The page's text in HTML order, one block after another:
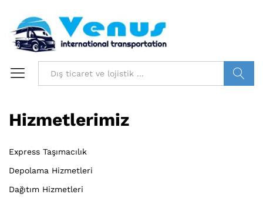
Hizmetlerimiz
Express Taşımacılık
Depolama Hizmetleri
Dağıtım Hizmetleri